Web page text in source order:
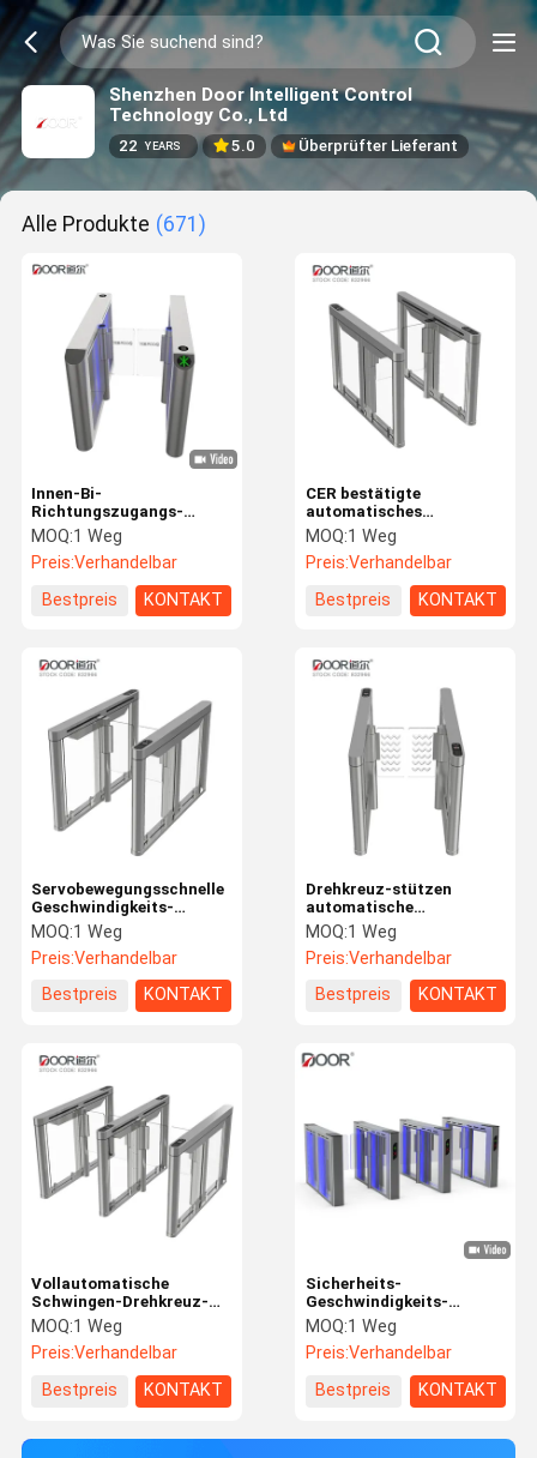
Shenzhen Door Intelligent Control
Technology Co., Ltd
22 YEARS 5.0 Überprüfter Lieferant
Alle Produkte (671)
Innen-Bi-
Richtungszugangs-
Drehkreuz IP42 0.2s
RS485
MOQ:1 Weg
Preis:Verhandelbar
Bestpreis
KONTAKT
CER bestätigte
automatisches
Acrylgeschwindigkeits-
Tor-Drehkreuz für
Bankgebäude-Hotel
MOQ:1 Weg
Preis:Verhandelbar
Bestpreis
KONTAKT
Servobewegungsschnelle
Geschwindigkeits-
Zugriffskontrollautomatische
Drehkreuz-Tore
MOQ:1 Weg
Preis:Verhandelbar
Bestpreis
KONTAKT
Drehkreuz-stützen
automatische
Geschwindigkeits-Tore
der
Zugriffskontrollesus304
Authentisierung
MOQ:1 Weg
Preis:Verhandelbar
Bestpreis
KONTAKT
Vollautomatische
Schwingen-Drehkreuz-
Sperre des
Geschwindigkeits-Tor-
System-QH des Code-
RFID für Banken und
Hotels
MOQ:1 Weg
Preis:Verhandelbar
Bestpreis
KONTAKT
Sicherheits-
Geschwindigkeits-
Drehkreuz-Tor des
Servomotorrs485 50W
SUS304
MOQ:1 Weg
Preis:Verhandelbar
Bestpreis
KONTAKT